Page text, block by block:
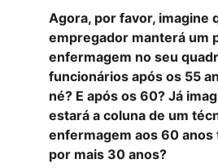
Agora, por favor, imagine
empregador manterá um
enfermagem no seu
funcionários após os 55
né? E após os 60? Já
estará a coluna de um
enfermagem aos 60 anos
por mais 30 anos?